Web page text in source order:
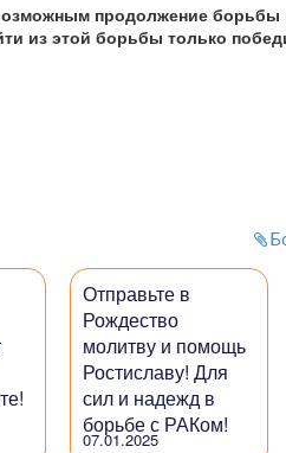
продолжение борьбы
из этой борьбы только
Отправьте в
Рождество
молитву и помощь
Ростиславу! Для
сил и надежд в
борьбе с РАКом!
07.01.2025